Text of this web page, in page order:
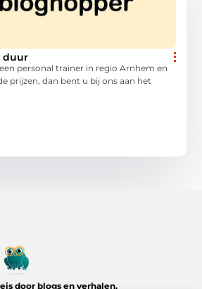
duur
personal trainer in regio Arnhem en
prijzen, dan bent u bij ons aan het
door blogs en verhalen.